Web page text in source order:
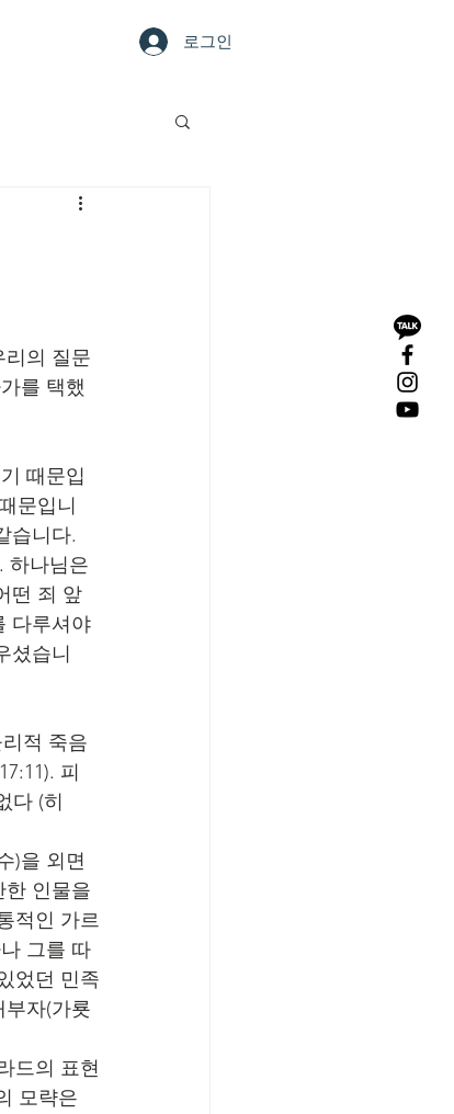
로그인
의 질문
를 택했
때문입
문입니
습니다.
하나님은
떤 죄 앞
다루셔야
셨습니
적 죽음
피
다 (히
)을 외면
인물을
적인 가르
그를 따
었던 민족
자(가룟
드의 표현
모략은